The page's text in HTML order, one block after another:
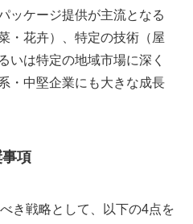
ッケージ提供が主流となる
・花卉）、特定の技術（屋
いは特定の地域市場に深く
・中堅企業にも大きな成長
項
き戦略として、以下の4点を